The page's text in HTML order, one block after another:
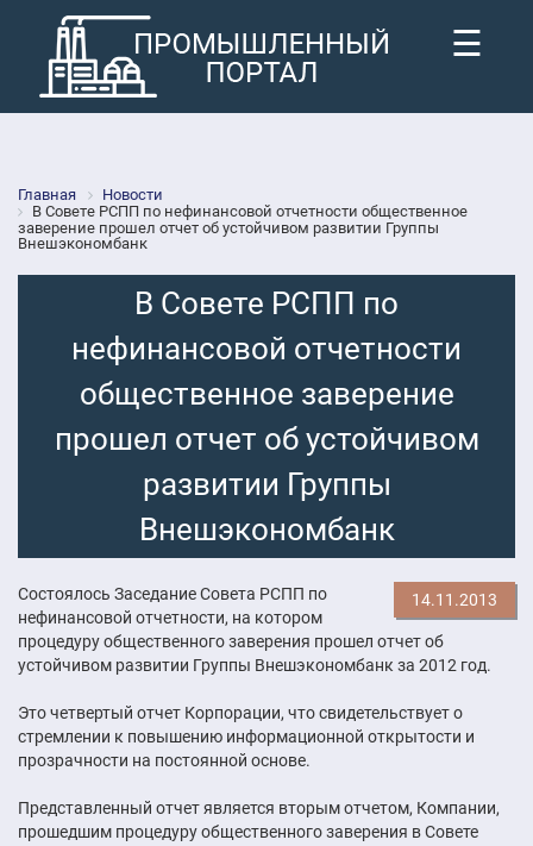
☰
Главная
Новости
В Совете РСПП по нефинансовой отчетности общественное
заверение прошел отчет об устойчивом развитии Группы
Внешэкономбанк
В Совете РСПП по
нефинансовой отчетности
общественное заверение
прошел отчет об устойчивом
развитии Группы
Внешэкономбанк
14.11.2013
Состоялось Заседание Совета РСПП по
нефинансовой отчетности, на котором
процедуру общественного заверения прошел отчет об
устойчивом развитии Группы Внешэкономбанк за 2012 год.
Это четвертый отчет Корпорации, что свидетельствует о
стремлении к повышению информационной открытости и
прозрачности на постоянной основе.
Представленный отчет является вторым отчетом, Компании,
прошедшим процедуру общественного заверения в Совете